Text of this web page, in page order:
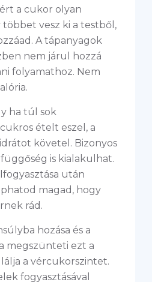
a cukor olyan
többet vesz ki a testből,
A tápanyagok
nem járul hozzá
folyamathoz. Nem
ha túl sok
ételt eszel, a
követel. Bizonyos
is kialakulhat.
után
magad, hogy
rád.
hozása és a
megszünteti ezt a
a vércukorszintet.
fogyasztásával